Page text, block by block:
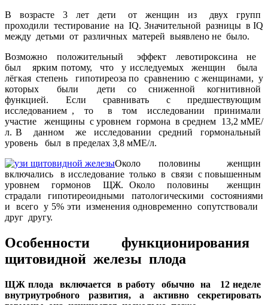
В возрасте 3 лет дети от женщин из двух групп
проходили тестирование на IQ. Значительной разницы в IQ
между детьми от различных матерей выявлено не было.
Возможно положительный эффект левотироксина не
был ярким потому, что у исследуемых женщин была
лёгкая степень гипотиреоза по сравнению с женщинами, у
которых были дети со сниженной когнитивной
функцией. Если сравнивать с предшествующим
исследованием , то в том исследовании принимали
участие женщины с уровнем гормона в среднем 13,2 мМЕ/
л. В данном же исследовании средний гормональный
уровень был в пределах 3,8 мМЕ/л.
Около половины женщин
включались в исследование только в связи с повышенным
уровнем гормонов ЩЖ. Около половины женщин
страдали гипотиреоидными патологическими состояниями
и всего у 5% эти изменения одновременно сопутствовали
друг другу.
Особенности функционирования
щитовидной железы плода
ЩЖ плода включается в работу обычно на 12 неделе
внутриутробного развития, а активно секретировать